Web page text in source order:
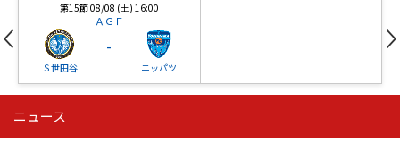
第15節 08/08 (土) 16:00
ＡＧＦ
Ｓ世田谷
-
ニッパツ
第16節 09/05 (土) 15:00
ニッパツ 石人の星
ニュース